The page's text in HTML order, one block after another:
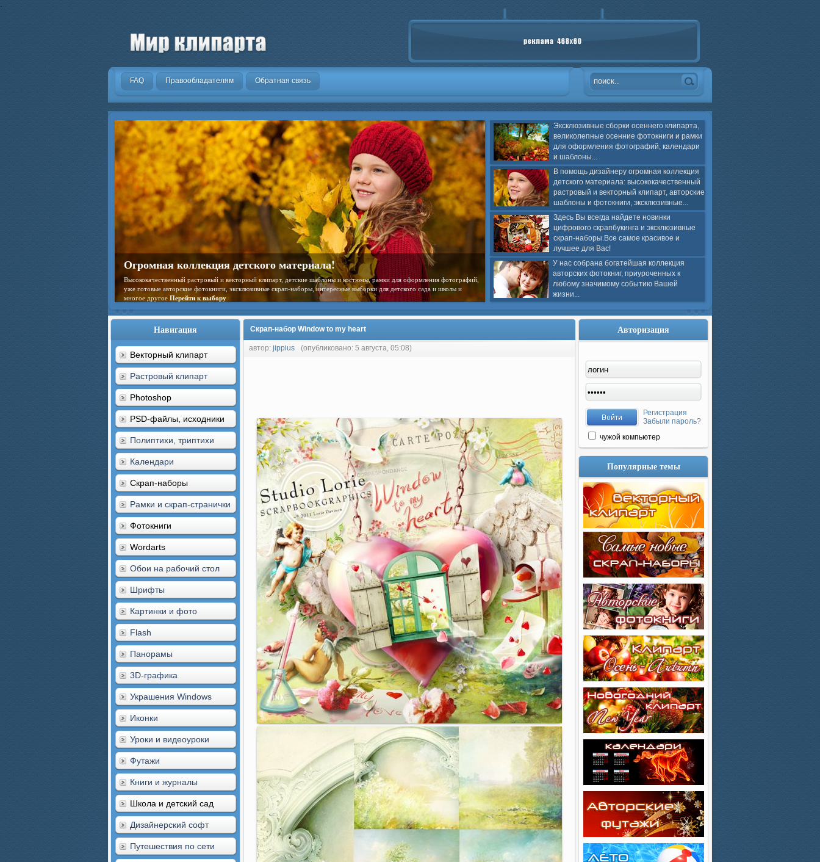
.
FAQ Правообладателям Обратная связь
Эксклюзивные сборки осеннего клипарта,
великолепные осенние фотокниги и рамки
для оформления фотографий, календари
и шаблоны...
В помощь дизайнеру огромная коллекция
детского материала: высококачественный
растровый и векторный клипарт, авторские
шаблоны и фотокниги, эксклюзивные...
Здесь Вы всегда найдете новинки
цифрового скрапбукинга и эксклюзивные
скрап-наборы.Все самое красивое и
лучшее для Вас!
У нас собрана богатейшая коллекция
авторских фотокниг, приуроченных к
любому значимому событию Вашей
жизни...
Огромная коллекция детского материала!
Высококачественный растровый и векторный клипарт, детские шаблоны и костюмы, рамки для оформления фотографий,
уже готовые авторские фотокниги, эксклюзивные скрап-наборы, интересные выборки для детского сада и школы и
многое другое Перейти к выбору
Навигация
Векторный клипарт
Растровый клипарт
Photoshop
PSD-файлы, исходники
Полиптихи, триптихи
Календари
Скрап-наборы
Рамки и скрап-странички
Фотокниги
Wordarts
Обои на рабочий стол
Шрифты
Картинки и фото
Flash
Панорамы
3D-графика
Украшения Windows
Иконки
Уроки и видеоуроки
Футажи
Книги и журналы
Школа и детский сад
Дизайнерский софт
Путешествия по сети
Скрап-набор Window to my heart
автор: jippius (опубликовано: 5 августа, 05:08)
Авторизация
Регистрация
Забыли пароль?
чужой компьютер
Популярные темы